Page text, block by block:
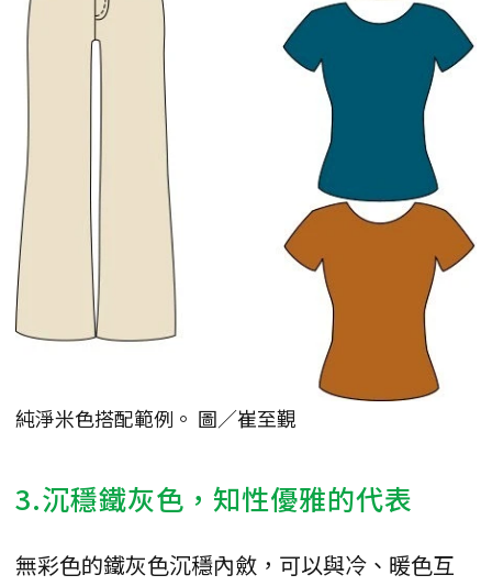
純淨米色搭配範例。 圖／崔至覲
3.沉穩鐵灰色，知性優雅的代表
無彩色的鐵灰色沉穩內斂，可以與冷、暖色互